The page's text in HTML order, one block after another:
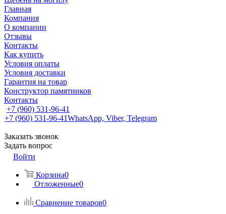
Главная
Компания
О компании
Отзывы
Контакты
Как купить
Условия оплаты
Условия доставки
Гарантия на товар
Конструктор памятников
Контакты
+7 (960) 531-96-41
+7 (960) 531-96-41WhatsApp, Viber, Telegram
Заказать звонок
Задать вопрос
Войти
Корзина0
Отложенные0
Сравнение товаров0